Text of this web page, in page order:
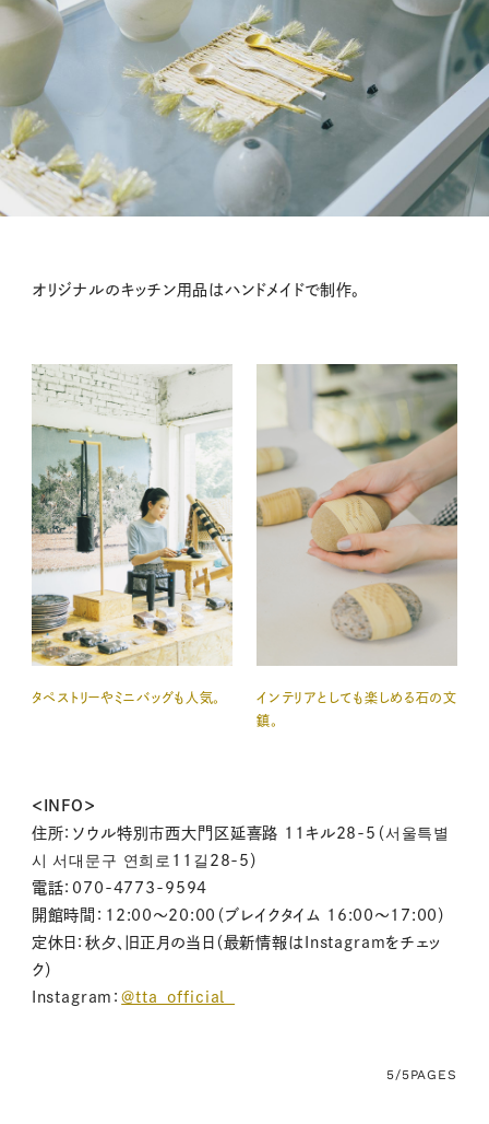
オリジナルのキッチン用品はハンドメイドで制作。
タペストリーやミニバッグも人気。
インテリアとしても楽しめる石の文
鎮。
＜INFO＞
住所：ソウル特別市西大門区延喜路 11キル28-5（서울특별
시 서대문구 연희로11길28-5）
電話：070-4773-9594
開館時間：12:00〜20:00（ブレイクタイム 16:00〜17:00）
定休日：秋夕、旧正月の当日（最新情報はInstagramをチェッ
ク）
Instagram：＠tta_official_
5/5PAGES